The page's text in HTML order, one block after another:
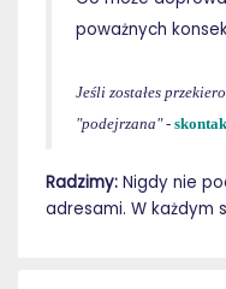
poważnych
Jeśli zostałes
"podejrzana"-
Radzimy: Nigdy nie
adresami. W każdym